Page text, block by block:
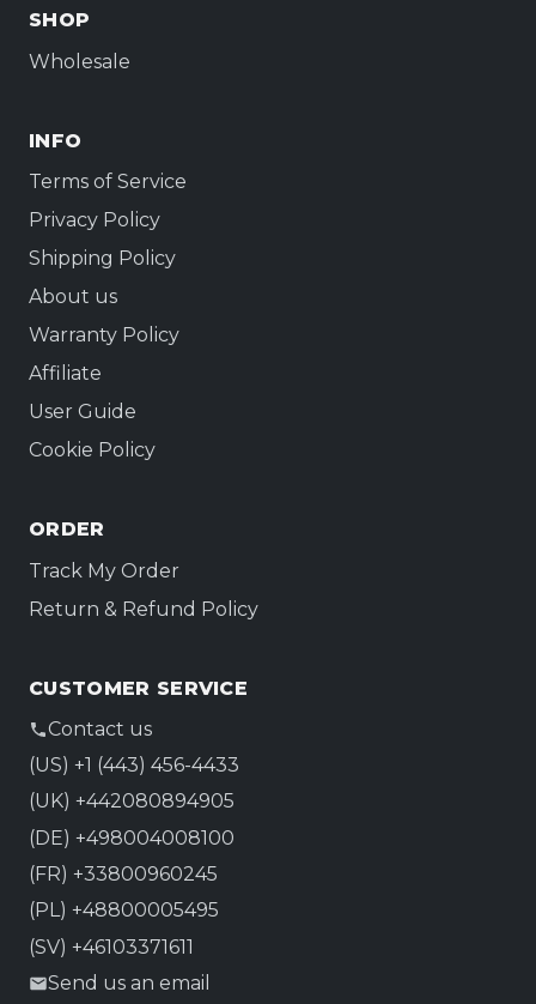
SHOP
Wholesale
INFO
Terms of Service
Privacy Policy
Shipping Policy
About us
Warranty Policy
Affiliate
User Guide
Cookie Policy
ORDER
Track My Order
Return & Refund Policy
CUSTOMER SERVICE
Contact us
(US) +1 (443) 456-4433
(UK) +442080894905
(DE) +498004008100
(FR) +33800960245
(PL) +48800005495
(SV) +46103371611
Send us an email